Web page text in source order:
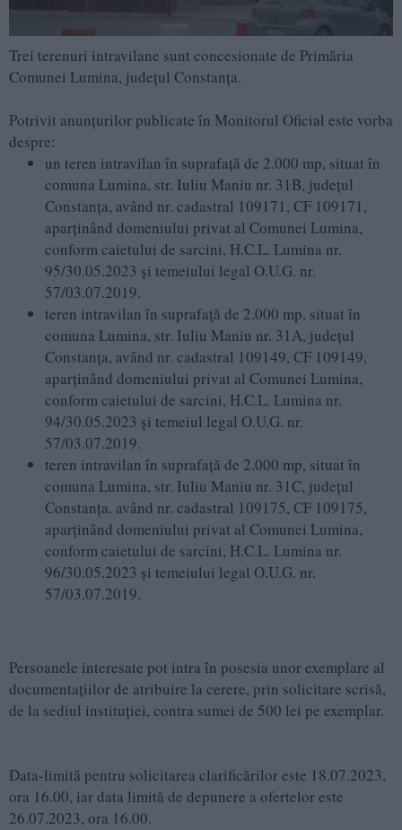
Trei terenuri intravilane sunt concesionate de Primăria
Comunei Lumina, județul Constanța.
Potrivit anunțurilor publicate în Monitorul Oficial este vorba
despre:
un teren intravilan în suprafaţă de 2.000 mp, situat în
comuna Lumina, str. Iuliu Maniu nr. 31B, judeţul
Constanţa, având nr. cadastral 109171, CF 109171,
aparţinând domeniului privat al Comunei Lumina,
conform caietului de sarcini, H.C.L. Lumina nr.
95/30.05.2023 şi temeiului legal O.U.G. nr.
57/03.07.2019.
teren intravilan în suprafaţă de 2.000 mp, situat în
comuna Lumina, str. Iuliu Maniu nr. 31A, judeţul
Constanţa, având nr. cadastral 109149, CF 109149,
aparţinând domeniului privat al Comunei Lumina,
conform caietului de sarcini, H.C.L. Lumina nr.
94/30.05.2023 şi temeiul legal O.U.G. nr.
57/03.07.2019.
teren intravilan în suprafaţă de 2.000 mp, situat în
comuna Lumina, str. Iuliu Maniu nr. 31C, judeţul
Constanţa, având nr. cadastral 109175, CF 109175,
aparţinând domeniului privat al Comunei Lumina,
conform caietului de sarcini, H.C.L. Lumina nr.
96/30.05.2023 şi temeiului legal O.U.G. nr.
57/03.07.2019.
Persoanele interesate pot intra în posesia unor exemplare al
documentaţiilor de atribuire la cerere, prin solicitare scrisă,
de la sediul instituţiei, contra sumei de 500 lei pe exemplar.
Data-limită pentru solicitarea clarificărilor este 18.07.2023,
ora 16.00, iar data limită de depunere a ofertelor este
26.07.2023, ora 16.00.